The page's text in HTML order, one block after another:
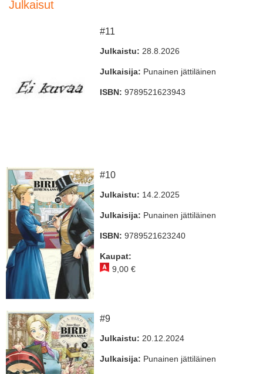
Julkaisut
#11
Julkaistu: 28.8.2026
Julkaisija: Punainen jättiläinen
ISBN: 9789521623943
#10
Julkaistu: 14.2.2025
Julkaisija: Punainen jättiläinen
ISBN: 9789521623240
Kaupat:
9,00 €
#9
Julkaistu: 20.12.2024
Julkaisija: Punainen jättiläinen